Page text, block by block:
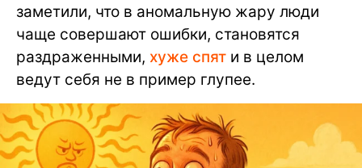
заметили, что в аномальную жару люди
чаще совершают ошибки, становятся
раздраженными, хуже спят и в целом
ведут себя не в пример глупее.